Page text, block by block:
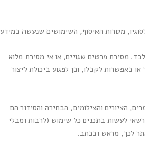
מטרות האיסוף, השימושים שנעשה במידע
מסירת פרטים שגויים, או אי מסירת מלוא
באפשרות לקבלו, וכן לפגוע ביכולת ליצור
הציורים והצילומים, הבחירה והסידור הם
לעשות בתכנים כל שימוש (לרבות ומבלי
לכך, מראש ובכתב.